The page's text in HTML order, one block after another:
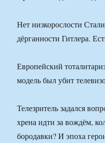
Нет низкорослости
дёрганности Гитлера.
Европейский
модель был убит
Телезритель задался
хрена идти за вождём,
бородавки? И эпоха